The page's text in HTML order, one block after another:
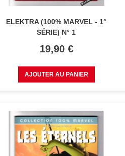
ELEKTRA (100% MARVEL - 1°
SÉRIE) N° 1
Prix
19,90 €
AJOUTER AU PANIER